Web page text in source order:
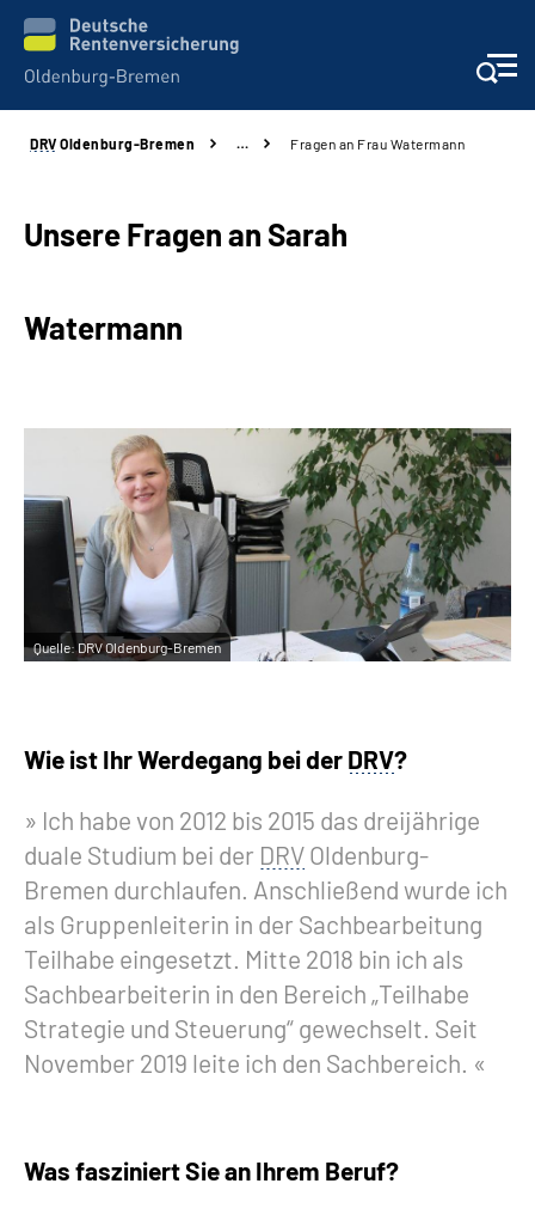
Services
Beratung und Kontakt
Presse
Über Uns
Inhalte in Gebärdensprache (DGS)
Leichte Sprache
DRV Oldenburg-Bremen … Fragen an Frau Watermann
Unsere Fragen an Sarah
Watermann
Quelle:DRV Oldenburg-Bremen
Wie ist Ihr Werdegang bei der DRV?
Ich habe von 2012 bis 2015 das dreijährige
duale Studium bei der DRV Oldenburg-
Bremen durchlaufen. Anschließend wurde ich
als Gruppenleiterin in der Sachbearbeitung
Teilhabe eingesetzt. Mitte 2018 bin ich als
Sachbearbeiterin in den Bereich „Teilhabe
Strategie und Steuerung“ gewechselt. Seit
November 2019 leite ich den Sachbereich.
Was fasziniert Sie an Ihrem Beruf?